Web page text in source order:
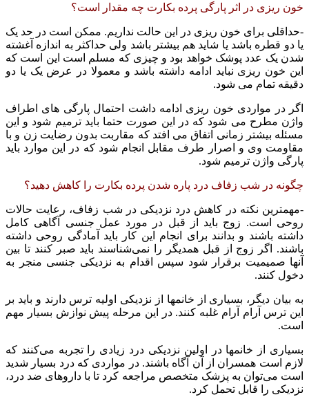
خون ریزی در اثر پارگی پرده بکارت چه مقدار است؟
-حداقلی برای خون ریزی در این حالت نداریم. ممکن است در حد یک
یا دو قطره باشد یا شاید هم بیشتر باشد ولی حداکثر به اندازه آغشته
شدن یک عدد پوشک خواهد بود و چیزی که مسلم است این است که
این خون ریزی نباید ادامه داشته باشد و معمولا در عرض یک یا دو
دقیقه تمام می شود.
اگر در مواردی خون ریزی ادامه داشت احتمال پارگی های اطراف
واژن مطرح می شود که در این صورت حتما باید ترمیم شود و این
مسئله بیشتر زمانی اتفاق می افتد که مقاربت بدون رضایت زن و با
مقاومت وی و اصرار طرف مقابل انجام شود که در این موارد باید
پارگی واژن ترمیم شود.
چگونه در شب زفاف درد پاره شدن پرده بکارت را کاهش دهید؟
-مهمترین نکته در کاهش درد نزدیکی در شب زفاف، رعایت حالات
روحی است. زوج باید از قبل در مورد عمل جنسی آگاهی کامل
داشته باشند و بدانند برای انجام این کار باید آمادگی روحی داشته
باشند. اگر زوج از قبل همدیگر را نمی‌شناسند باید صبر کنند تا بین
آنها صمیمیت برقرار شود سپس اقدام به نزدیکی جنسی منجر به
دخول کنند.
به بیان دیگر، بسیاری از خانمها از نزدیکی اولیه ترس دارند و باید بر
این ترس آرام آرام غلبه کنند. در این مرحله پیش نوازش بسیار مهم
است.
بسیاری از خانمها در اولین نزدیکی درد زیادی را تجربه می‌کنند که
لازم است همسران از آن آگاه باشند. در مواردی که درد بسیار شدید
است می‌توان به پزشک متخصص مراجعه کرد تا با داروهای ضد درد،
نزدیکی را قابل تحمل کرد.